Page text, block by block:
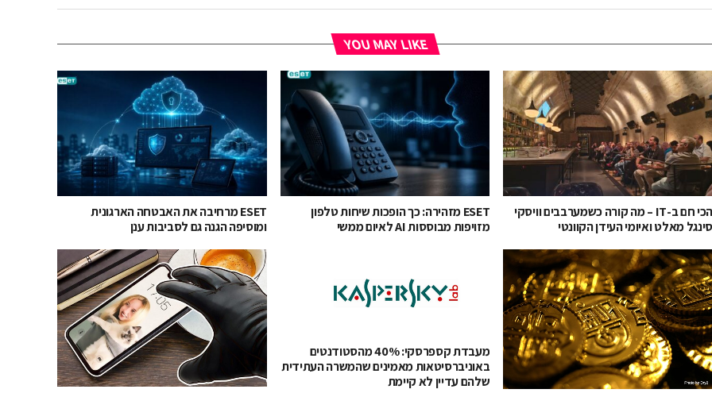
YOU MAY LIKE
הכי חם ב-IT – מה קורה כשמערבבים וויסקי
סינגל מאלט ואיומי העידן הקוונטי
ESET מזהירה: כך הופכות שיחות טלפון
מזויפות מבוססות AI לאיום ממשי
ESET מרחיבה את האבטחה הארגונית
ומוסיפה הגנה גם לסביבות ענן
מעבדת קספרסקי: 40% מהסטודנטים
באוניברסיטאות מאמינים שהמשרה העתידית
שלהם עדיין לא קיימת